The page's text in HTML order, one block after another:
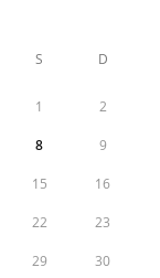
S D
1 2
8 9
15 16
22 23
29 30